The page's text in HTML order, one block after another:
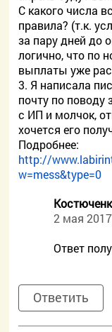
С какого числа
правила? (т.к.
за пару дней до
логично, что по
выплаты уже
3. Я написала
почту по поводу
с ИП и молчок,
хочется его
Подробнее:
http://
w=mess&type=0
2 мая
Ответ
Ответить